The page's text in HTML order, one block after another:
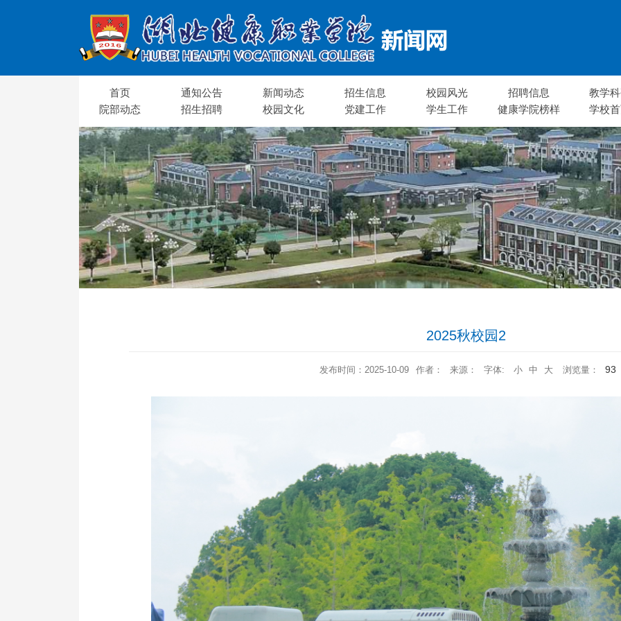
首页 通知公告 新闻动态 招生信息 校园风光 招聘信息
教学
院部动态
招生招聘 校园文化 党建工作 学生工作 健康学院榜样 学校
2025秋校园2
发布时间：2025-10-09 作者： 来源： 字体: 小 中 大 浏览量： 93